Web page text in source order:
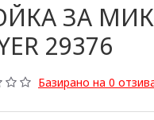
ЗА
29376
Базирано на 0